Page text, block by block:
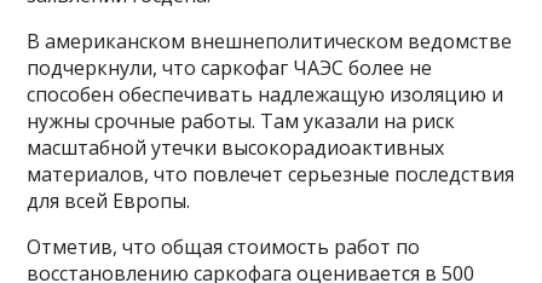
В американском внешнеполитическом ведомстве
подчеркнули, что саркофаг ЧАЭС более не
способен обеспечивать надлежащую изоляцию и
нужны срочные работы. Там указали на риск
масштабной утечки высокорадиоактивных
материалов, что повлечет серьезные последствия
для всей Европы.
Отметив, что общая стоимость работ по
восстановлению саркофага оценивается в 500